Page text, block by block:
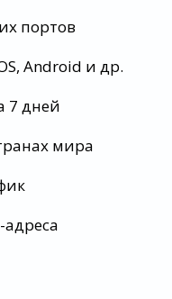
портов
Android и др.
7 дней
мира